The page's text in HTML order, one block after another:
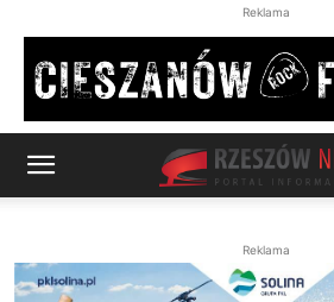
Reklama
Reklama